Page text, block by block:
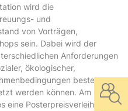
wird die
und
von Vorträgen,
sein. Dabei wird der
Anforderungen
ökologischer,
bestehen
werden können. Am
eine Posterpreisverleihung,